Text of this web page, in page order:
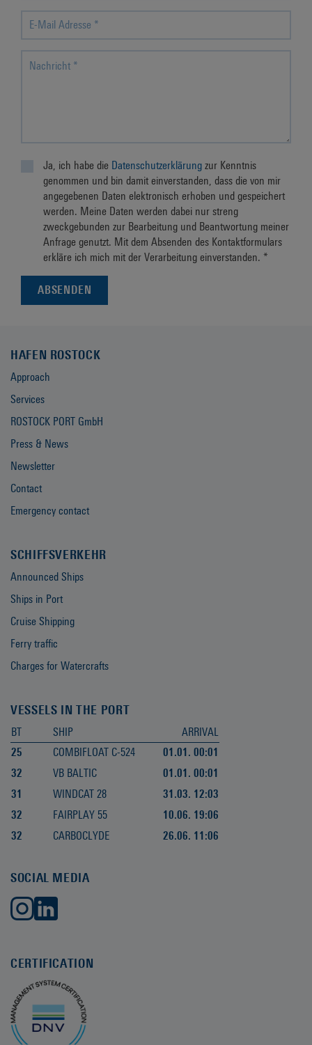
Ja, ich habe die Datenschutzerklärung zur Kenntnis
genommen und bin damit einverstanden, dass die von mir
angegebenen Daten elektronisch erhoben und gespeichert
werden. Meine Daten werden dabei nur streng
zweckgebunden zur Bearbeitung und Beantwortung meiner
Anfrage genutzt. Mit dem Absenden des Kontaktformulars
erkläre ich mich mit der Verarbeitung einverstanden. *
HAFEN ROSTOCK
Approach
Services
ROSTOCK PORT GmbH
Press & News
Newsletter
Contact
Emergency contact
SCHIFFSVERKEHR
Announced Ships
Ships in Port
Cruise Shipping
Ferry traffic
Charges for Watercrafts
VESSELS IN THE PORT
BT SHIP
ARRIVAL
25
COMBIFLOAT C-524
01.01. 00:01
32
VB BALTIC
01.01. 00:01
31
WINDCAT 28
31.03. 12:03
32
FAIRPLAY 55
10.06. 19:06
32
CARBOCLYDE 26.06. 11:06
SOCIAL MEDIA
CERTIFICATION